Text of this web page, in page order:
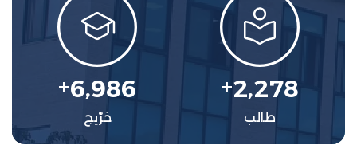
2,278
+
طالب
6,986
+
خرّيج